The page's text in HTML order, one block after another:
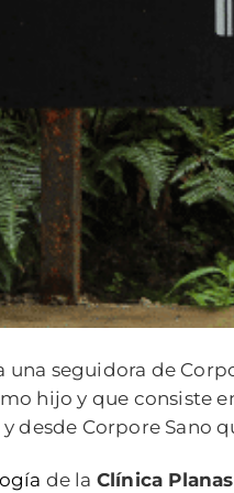
una seguidora de
hijo y que consiste
y desde Corpore
de la Clínica Planas